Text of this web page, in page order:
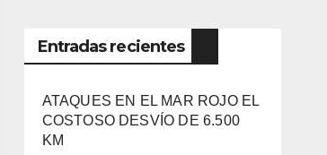
Entradas recientes
ATAQUES EN EL MAR ROJO EL
COSTOSO DESVÍO DE 6.500
KM